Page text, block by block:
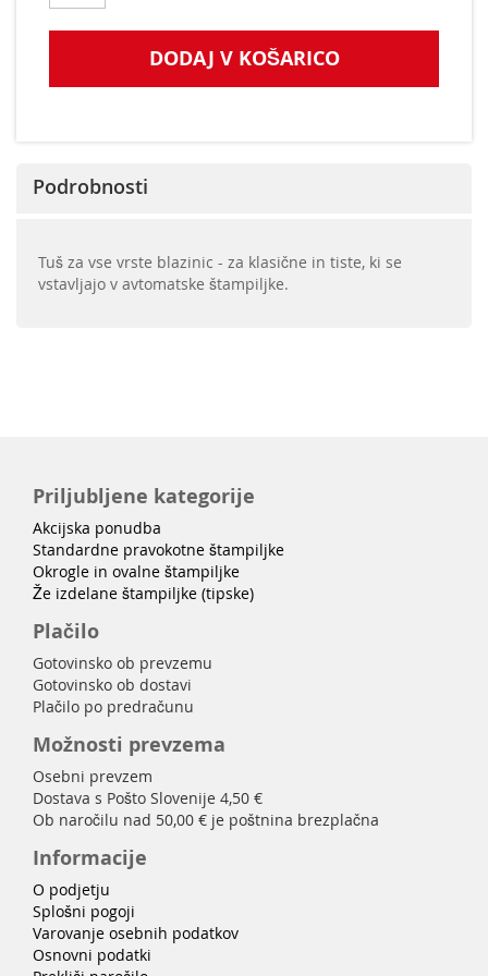
DODAJ V KOŠARICO
Podrobnosti
Tuš za vse vrste blazinic - za klasične in tiste, ki se
vstavljajo v avtomatske štampiljke.
Priljubljene kategorije
Akcijska ponudba
Standardne pravokotne štampiljke
Okrogle in ovalne štampiljke
Že izdelane štampiljke (tipske)
Plačilo
Gotovinsko ob prevzemu
Gotovinsko ob dostavi
Plačilo po predračunu
Možnosti prevzema
Osebni prevzem
Dostava s Pošto Slovenije 4,50 €
Ob naročilu nad 50,00 € je poštnina brezplačna
Informacije
O podjetju
Splošni pogoji
Varovanje osebnih podatkov
Osnovni podatki